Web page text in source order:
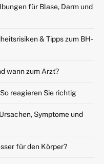
für Blase, Darm und
& Tipps zum BH-
wann zum Arzt?
reagieren Sie richtig
Symptome und
für den Körper?